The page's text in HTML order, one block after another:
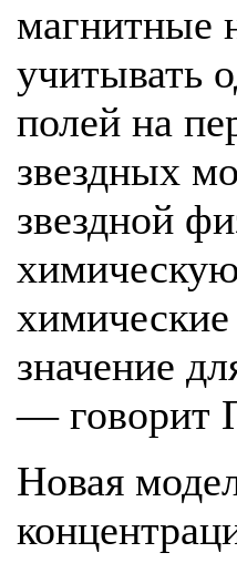
магнитные
учитывать
полей на
звездных
звездной
значение
— говорит
Новая